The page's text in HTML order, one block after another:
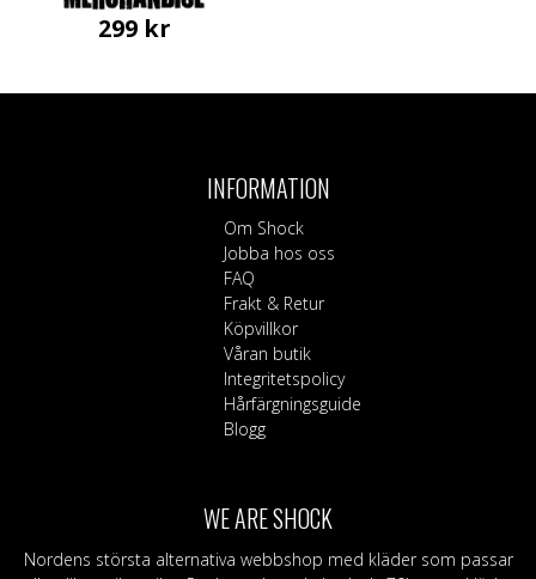
299 kr
alternativen
produktsidan
INFORMATION
Om Shock
Jobba hos oss
FAQ
Frakt & Retur
Köpvillkor
Våran butik
Integritetspolicy
Hårfärgningsguide
Blogg
WE ARE SHOCK
Nordens största alternativa webbshop med kläder som passar